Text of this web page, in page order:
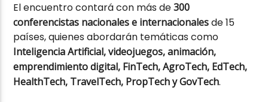
El encuentro contará con más de300
conferencistas nacionales e internacionalesde 15
países, quienes abordarán temáticas como
Inteligencia Artificial, videojuegos, animación,
emprendimiento digital, FinTech, AgroTech, EdTech,
HealthTech, TravelTech, PropTech y GovTech.